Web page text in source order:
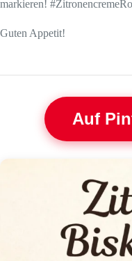
markieren!
Guten Appetit!
Auf